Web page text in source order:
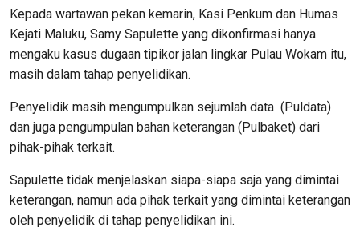
Kepada wartawan pekan kemarin, Kasi Penkum dan Humas
Kejati Maluku, Samy Sapulette yang dikonfirmasi hanya
mengaku kasus dugaan tipikor jalan lingkar Pulau Wokam itu,
masih dalam tahap penyelidikan.
Penyelidik masih mengumpulkan sejumlah data (Puldata)
dan juga pengumpulan bahan keterangan (Pulbaket) dari
pihak-pihak terkait.
Sapulette tidak menjelaskan siapa-siapa saja yang dimintai
keterangan, namun ada pihak terkait yang dimintai keterangan
oleh penyelidik di tahap penyelidikan ini.